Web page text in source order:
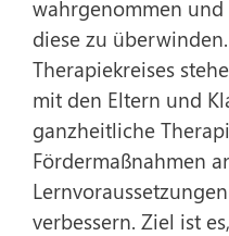
wahrgenommen
diese zu
Therapiekreises
mit den Eltern und
ganzheitliche
Fördermaßnahmen
verbessern. Ziel ist